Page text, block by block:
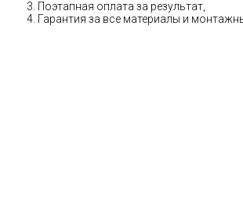
Поэтапная оплата за результат,
Гарантия за все материалы и